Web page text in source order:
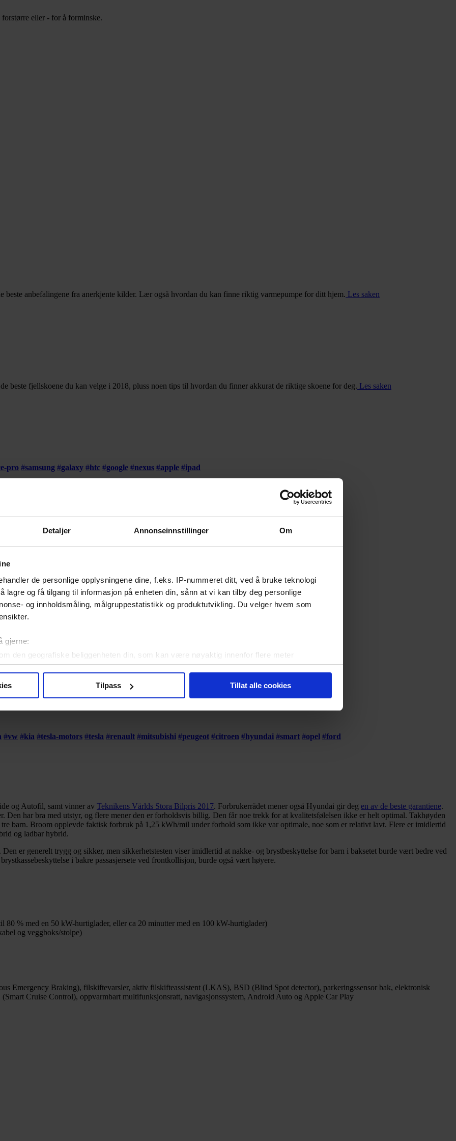
Detaljer Annonseinnstillinger Om
de personlige opplysningene dine, f.eks. IP-nummeret ditt, ved å bruke teknologi
lagre og få tilgang til informasjon på enheten din, sånn at vi kan tilby deg personlige
og innholdsmåling, målgruppestatistikk og produktutvikling. Du velger hvem som
gjerne:
den geografiske beliggenheten din, som kan være nøyaktig innenfor flere meter
ved å aktivt skanne den for bestemte karakteristikker (fingeravtrykk)
hvordan dine personlige data behandles og hvordan du kan velge hvordan de skal brukes.
analysearbeid, som kan kombinere den med annen informasjon du har gjort tilgjengelig for
Tilpass Tillat alle cookies
eller - for å forminske.
beste anbefalingene fra anerkjente kilder. Lær også hvordan du kan finne riktig varmepumpe for ditt hjem. Les saken
beste fjellskoene du kan velge i 2018, pluss noen tips til hvordan du finner akkurat de riktige skoene for deg. Les saken
pro #samsung #galaxy #htc #google #nexus #apple #ipad
stadig nyere og bedre modeller. Så hvilken bør du egentlig investere i?
på banen. Her får du oversikten over de beste elbilene på markedet.
#vw #kia #tesla-motors #tesla #renault #mitsubishi #peugeot #citroen #hyundai #smart #opel #ford
og Autofil, samt vinner av Teknikens Världs Stora Bilpris 2017. Forbrukerrådet mener også Hyundai gir deg en av de beste garantiene.
Den har bra med utstyr, og flere mener den er forholdsvis billig. Den får noe trekk for at kvalitetsfølelsen ikke er helt optimal. Takhøyden
barn. Broom opplevde faktisk forbruk på 1,25 kWh/mil under forhold som ikke var optimale, noe som er relativt lavt. Flere er imidlertid
og ladbar hybrid.
. Den er generelt trygg og sikker, men sikkerhetstesten viser imidlertid at nakke- og brystbeskyttelse for barn i baksetet burde vært bedre ved
i bakre passasjersete ved frontkollisjon, burde også vært høyere.
% med en 50 kW-hurtiglader, eller ca 20 minutter med en 100 kW-hurtiglader)
og veggboks/stolpe)
Emergency Braking), filskiftevarsler, aktiv filskifteassistent (LKAS), BSD (Blind Spot detector), parkeringssensor bak, elektronisk
Cruise Control), oppvarmbart multifunksjonsratt, navigasjonssystem, Android Auto og Apple Car Play